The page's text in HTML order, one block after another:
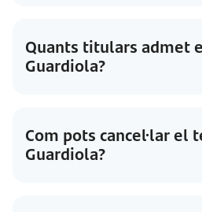
Quants titulars admet
Guardiola?
Com pots cancel·lar el
Guardiola?